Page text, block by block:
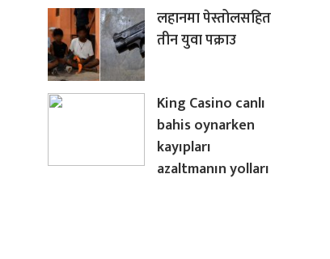
लहानमा पेस्तोलसहित
तीन युवा पक्राउ
King Casino canlı
bahis oynarken
kayıpları
azaltmanın yolları